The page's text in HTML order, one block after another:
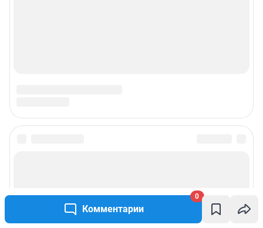
Комментарии
0